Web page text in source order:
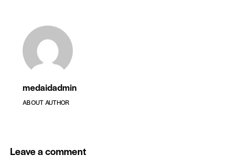
medaidadmin
ABOUT AUTHOR
Leave a comment